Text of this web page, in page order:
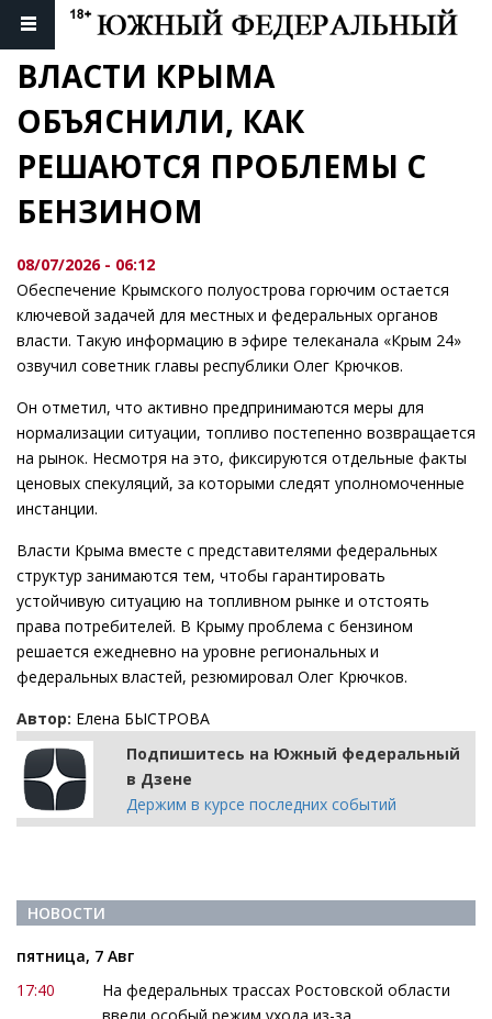
ВЛАСТИ КРЫМА
ОБЪЯСНИЛИ, КАК
РЕШАЮТСЯ ПРОБЛЕМЫ С
БЕНЗИНОМ
08/07/2026 - 06:12
Обеспечение Крымского полуострова горючим остается
ключевой задачей для местных и федеральных органов
власти. Такую информацию в эфире телеканала «Крым 24»
озвучил советник главы республики Олег Крючков.
Он отметил, что активно предпринимаются меры для
нормализации ситуации, топливо постепенно возвращается
на рынок. Несмотря на это, фиксируются отдельные факты
ценовых спекуляций, за которыми следят уполномоченные
инстанции.
Власти Крыма вместе с представителями федеральных
структур занимаются тем, чтобы гарантировать
устойчивую ситуацию на топливном рынке и отстоять
права потребителей. В Крыму проблема с бензином
решается ежедневно на уровне региональных и
федеральных властей, резюмировал Олег Крючков.
Автор: Елена БЫСТРОВА
Подпишитесь на Южный федеральный
в Дзене
Держим в курсе последних событий
НОВОСТИ
пятница, 7 Авг
17:40
На федеральных трассах Ростовской области